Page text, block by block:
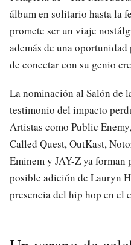
álbum en solitario hasta la
promete ser un viaje
además de una
de conectar con su genio
La nominación al Salón de
testimonio del impacto
Artistas como Public
Called Quest, OutKast,
Eminem y JAY-Z ya forman
posible adición de Lauryn
presencia del hip hop en el